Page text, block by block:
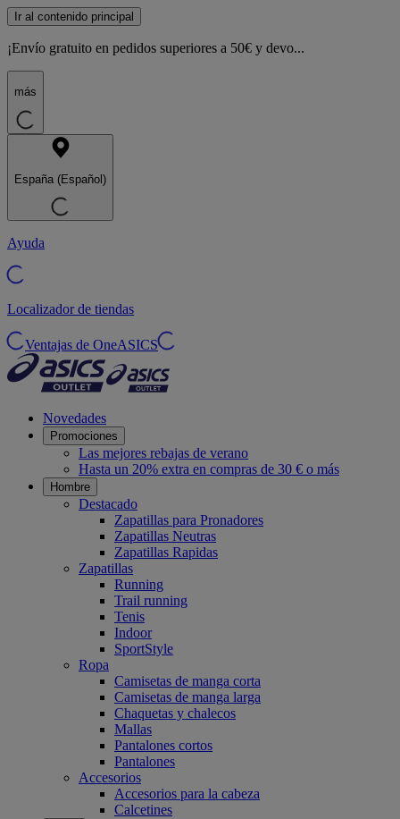
Ir al contenido principal
¡Envío gratuito en pedidos superiores a 50€ y devo...
más
España (Español)
Ayuda
Localizador de tiendas
Ventajas de OneASICS
Novedades
Promociones
Las mejores rebajas de verano
Hasta un 20% extra en compras de 30 € o más
Hombre
Destacado
Zapatillas para Pronadores
Zapatillas Neutras
Zapatillas Rapidas
Zapatillas
Running
Trail running
Tenis
Indoor
SportStyle
Ropa
Camisetas de manga corta
Camisetas de manga larga
Chaquetas y chalecos
Mallas
Pantalones cortos
Pantalones
Accesorios
Accesorios para la cabeza
Calcetines